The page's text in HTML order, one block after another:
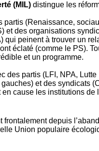
(MIL) distingue les
partis (Renaissance,
et des organisations
qui peinent à trouver un
éclaté (comme le PS).
et un programme.
des partis (LFI, NPA, Lutte
et des syndicats
cause les institutions de
depuis
Union populaire